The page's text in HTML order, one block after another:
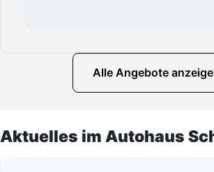
Alle Angebote
Aktuelles im Autohaus